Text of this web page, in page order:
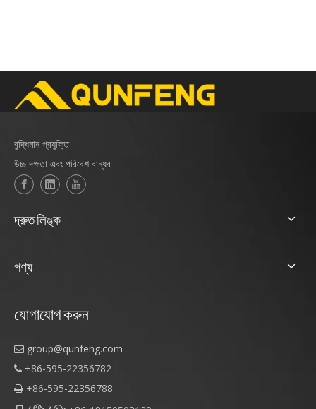
বুদ্ধিমান প্রযুক্তি
উচ্চ দক্ষতা এবং পরিবেশ বান্ধব
দ্রুত লিঙ্ক
পণ্য
যোগাযোগ করুন
 group@qunfeng.com
 +86-595-22356782
 +86-595-22356788